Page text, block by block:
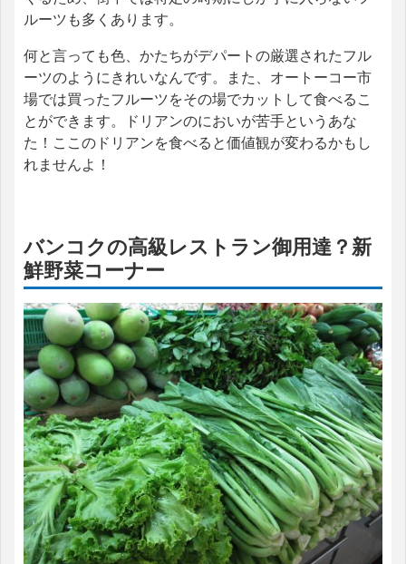
ルーツも多くあります。
何と言っても色、かたちがデパートの厳選されたフル
ーツのようにきれいなんです。また、オートーコー市
場では買ったフルーツをその場でカットして食べるこ
とができます。ドリアンのにおいが苦手というあな
た！ここのドリアンを食べると価値観が変わるかもし
れませんよ！
バンコクの高級レストラン御用達？新
鮮野菜コーナー